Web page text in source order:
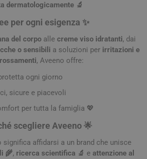
dermatologicamente 🔬
per ogni esigenza ✨
del corpoalle creme viso idratanti, dai
o sensibili a soluzioni per irritazioni e
, Aveeno offre:
ogni giorno
sicure e piacevoli
per tutta la famiglia 💖
scegliere Aveeno 🌟
significa affidarsi a un brand che unisce
🌾, ricerca scientifica 🔬 e attenzione al